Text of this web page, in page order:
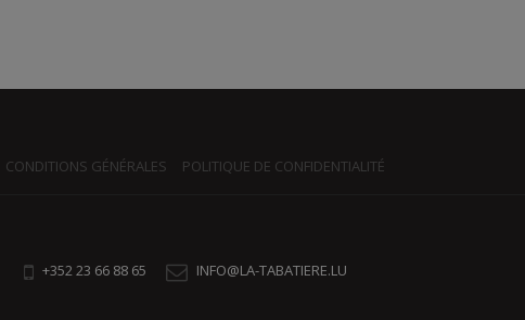
CONDITIONS GÉNÉRALES POLITIQUE DE CONFIDENTIALITÉ
+352 23 66 88 65 INFO@LA-TABATIERE.LU